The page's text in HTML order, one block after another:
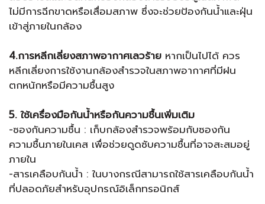
ไม่มีการฉีกขาดหรือเสื่อมสภาพ ซึ่งจะช่วยป้องกันน้ำและฝุ่น
เข้าสู่ภายในกล้อง
4.การหลีกเลี่ยงสภาพอากาศเลวร้าย หากเป็นไปได้ ควร
หลีกเลี่ยงการใช้งานกล้องสำรวจในสภาพอากาศที่มีฝน
ตกหนักหรือมีความชื้นสูง
5. ใช้เครื่องมือกันน้ำหรือกันความชื้นเพิ่มเติม
-ซองกันความชื้น : เก็บกล้องสำรวจพร้อมกับซองกัน
ความชื้นภายในเคส เพื่อช่วยดูดซับความชื้นที่อาจสะสมอยู่
ภายใน
-สารเคลือบกันน้ำ : ในบางกรณีสามารถใช้สารเคลือบกันน้ำ
ที่ปลอดภัยสำหรับอุปกรณ์อิเล็กทรอนิกส์